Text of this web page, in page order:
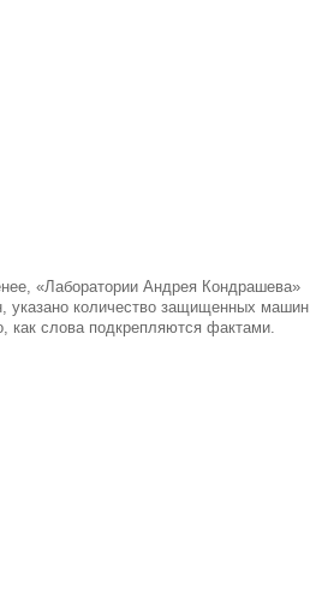
«Лаборатории Андрея Кондрашева»
указано количество защищенных машин.
как слова подкрепляются фактами.